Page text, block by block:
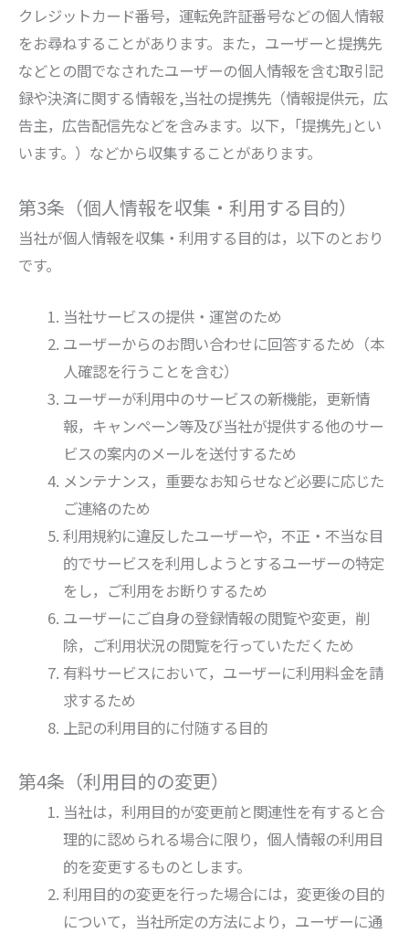
クレジットカード番号，運転免許証番号などの個人情報
をお尋ねすることがあります。また，ユーザーと提携先
などとの間でなされたユーザーの個人情報を含む取引記
録や決済に関する情報を,当社の提携先（情報提供元，広
告主，広告配信先などを含みます。以下，｢提携先｣とい
います。）などから収集することがあります。
第3条（個人情報を収集・利用する目的）
当社が個人情報を収集・利用する目的は，以下のとおり
です。
当社サービスの提供・運営のため
ユーザーからのお問い合わせに回答するため（本
人確認を行うことを含む）
ユーザーが利用中のサービスの新機能，更新情
報，キャンペーン等及び当社が提供する他のサー
ビスの案内のメールを送付するため
メンテナンス，重要なお知らせなど必要に応じた
ご連絡のため
利用規約に違反したユーザーや，不正・不当な目
的でサービスを利用しようとするユーザーの特定
をし，ご利用をお断りするため
ユーザーにご自身の登録情報の閲覧や変更，削
除，ご利用状況の閲覧を行っていただくため
有料サービスにおいて，ユーザーに利用料金を請
求するため
上記の利用目的に付随する目的
第4条（利用目的の変更）
当社は，利用目的が変更前と関連性を有すると合
理的に認められる場合に限り，個人情報の利用目
的を変更するものとします。
利用目的の変更を行った場合には，変更後の目的
について，当社所定の方法により，ユーザーに通